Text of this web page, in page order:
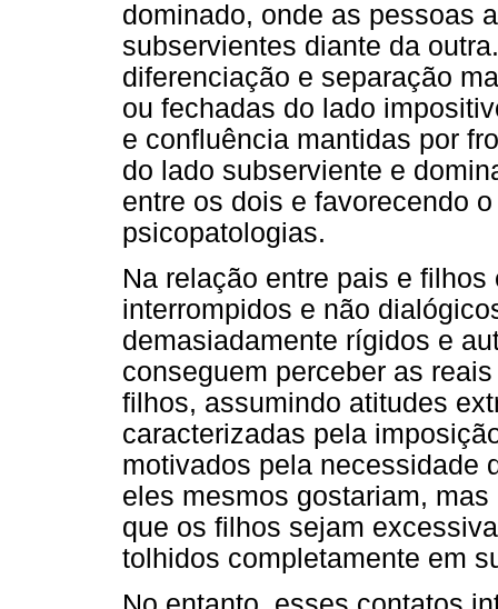
dominado, onde as pessoas
subservientes diante da
diferenciação e separação
ou fechadas do lado
e confluência mantidas por
do lado subserviente e
entre os dois e favorecendo
psicopatologias.
Na relação entre pais e
interrompidos e não
demasiadamente rígidos e
conseguem perceber as
filhos, assumindo atitudes
caracterizadas pela
motivados pela necessidade
eles mesmos gostariam,
que os filhos sejam
tolhidos completamente em